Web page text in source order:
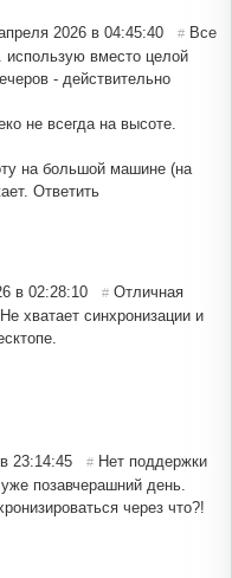
2026 в 04:45:40 # Все
использую вместо целой
- действительно
не всегда на высоте.
на большой машине (на
Ответить
в 02:28:10 # Отличная
хватает синхронизации и
23:14:45 # Нет поддержки
позавчерашний день.
через что?!